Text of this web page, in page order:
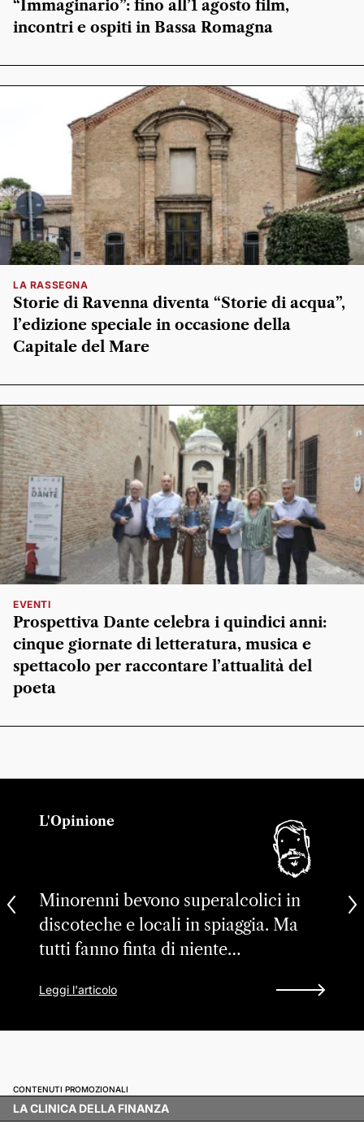
“Immaginario”: fino all’1 agosto film,
incontri e ospiti in Bassa Romagna
LA RASSEGNA
Storie di Ravenna diventa “Storie di acqua”,
l’edizione speciale in occasione della
Capitale del Mare
EVENTI
Prospettiva Dante celebra i quindici anni:
cinque giornate di letteratura, musica e
spettacolo per raccontare l’attualità del
poeta
L'Opinione
Minorenni bevono superalcolici in
discoteche e locali in spiaggia. Ma
tutti fanno finta di niente…
Leggi l'articolo
CONTENUTI PROMOZIONALI
LA CLINICA DELLA FINANZA